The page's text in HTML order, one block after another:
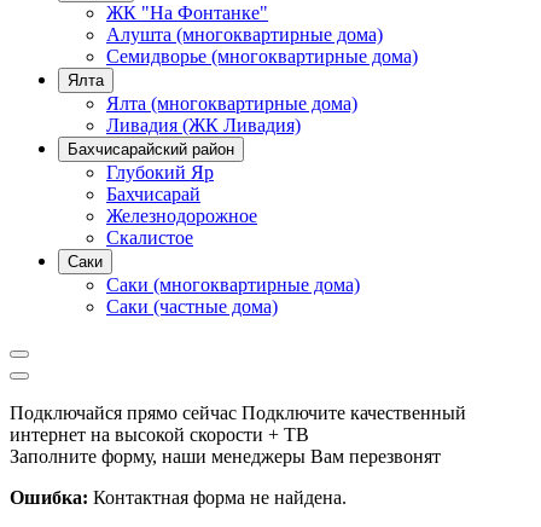
ЖК "На Фонтанке"
Алушта (многоквартирные дома)
Семидворье (многоквартирные дома)
Ялта
Ялта (многоквартирные дома)
Ливадия (ЖК Ливадия)
Бахчисарайский район
Глубокий Яр
Бахчисарай
Железнодорожное
Скалистое
Саки
Саки (многоквартирные дома)
Саки (частные дома)
Подключайся прямо сейчас Подключите качественный
интернет на высокой скорости + ТВ
Заполните форму, наши менеджеры Вам перезвонят
Ошибка: Контактная форма не найдена.